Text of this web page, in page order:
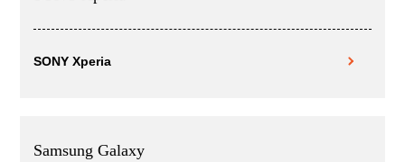
SONY Xperia
Samsung Galaxy